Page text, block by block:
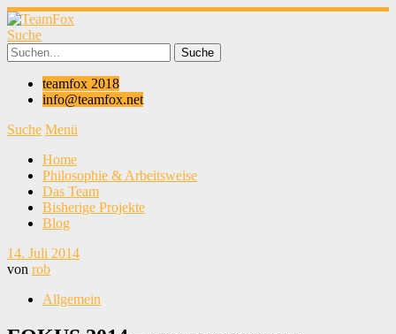
Suche
teamfox 2018
info@teamfox.net
Suche Menü
Home
Philosophie & Arbeitsweise
Das Team
Bisherige Projekte
Blog
14. Juli 2014
von rob
Allgemein